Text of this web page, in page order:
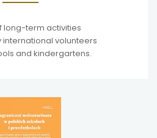
long-term activities
volunteers
and kindergartens.